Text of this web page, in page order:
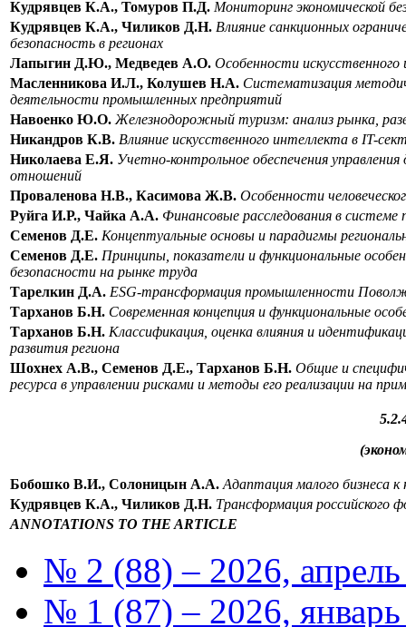
Кудрявцев К.А., Томуров П.Д. Мониторинг экономической
Кудрявцев К.А., Чиликов Д.Н. Влияние санкционных
безопасность в регионах
Лапыгин Д.Ю., Медведев А.О. Особенности искусственного
Масленникова И.Л., Колушев Н.А. Систематизация
деятельности промышленных предприятий
Навоенко Ю.О. Железнодорожный туризм: анализ рынка,
Никандров К.В. Влияние искусственного интеллекта в IT-
Николаева Е.Я. Учетно-контрольное обеспечения
отношений
Проваленова Н.В., Касимова Ж.В. Особенности
Руйга И.Р., Чайка А.А. Финансовые расследования в
Семенов Д.Е. Концептуальные основы и парадигмы
Семенов Д.Е. Принципы, показатели и функциональные
безопасности на рынке труда
Тарелкин Д.А. ЕSG-трансформация промышленности
Тарханов Б.Н. Современная концепция и функциональные
Тарханов Б.Н. Классификация, оценка влияния и
развития региона
Шохнех А.В., Семенов Д.Е., Тарханов Б.Н. Общие и
ресурса в управлении рисками и методы его реализации на
Бобошко В.И., Солоницын А.А. Адаптация малого бизнеса к
Кудрявцев К.А., Чиликов Д.Н. Трансформация российского
ANNOTATIONS TO THE ARTICLE
№ 2 (88) – 2026,
№ 1 (87) – 2026,